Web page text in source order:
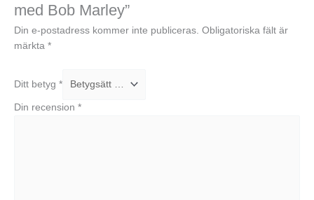
med Bob Marley”
Din e-postadress kommer inte publiceras. Obligatoriska fält är
märkta *
Ditt betyg *
Din recension *